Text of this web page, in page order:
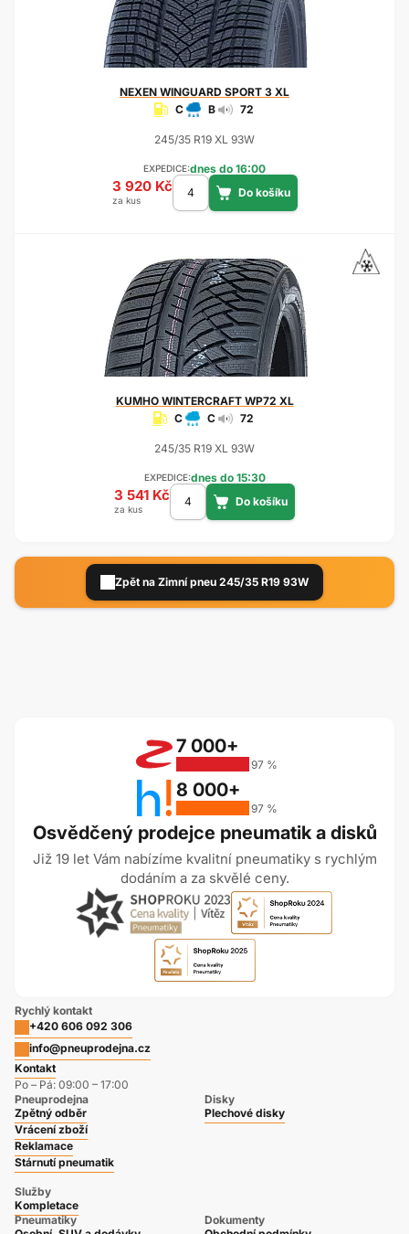
NEXEN WINGUARD SPORT 3 XL
C
B 72
245/35 R19 XL 93W
EXPEDICE:dnes do 16:00
3 920 Kč
za kus
KUMHOWINTERCRAFT WP72 XL
C
C 72
245/35 R19 XL 93W
EXPEDICE:dnes do 15:30
3 541 Kč
za kus
Zpět na Zimní pneu 245/35 R19 93W
Osvědčený prodejce pneumatik a disků
Již 19 let Vám nabízíme kvalitní pneumatiky s rychlým
dodáním a za skvělé ceny.
7 000+
97 %
8 000+
97 %
Rychlý kontakt
+420 606 092 306
info@pneuprodejna.cz
Kontakt
Po – Pá: 09:00 – 17:00
Pneuprodejna
Zpětný odběr
Vrácení zboží
Reklamace
Stárnutí pneumatik
Služby
Kompletace
Disky
Plechové disky
Pneumatiky
Dokumenty